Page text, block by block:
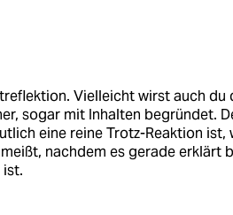
Vielleicht wirst auch du
sogar mit Inhalten begründet.
eine reine Trotz-Reaktion ist,
nachdem es gerade erklärt
ist.